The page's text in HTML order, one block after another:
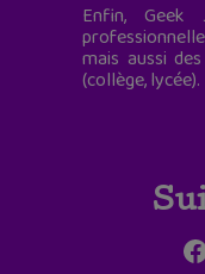
Enfin, Geek
mais aussi
(collège, lycée).